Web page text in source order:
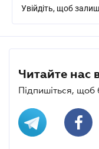
Увійдіть, щоб
Читайте нас
Підпишіться, щоб